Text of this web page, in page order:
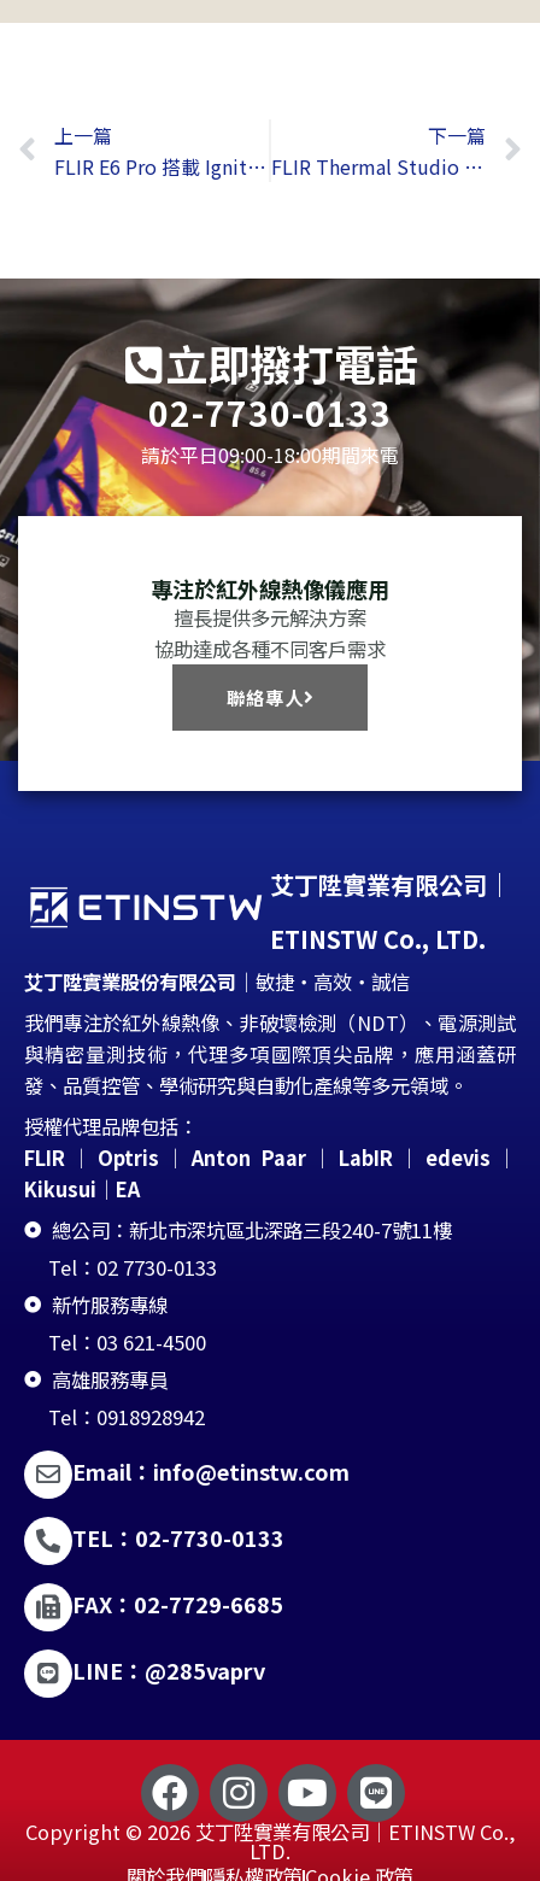
上一頁
上一篇
FLIR E6 Pro 搭載 Ignite™ 雲端儲存編輯平台手持式槍型熱像儀
下一篇
FLIR Thermal Studio – 熱影像分析軟體
立即撥打電話
02-7730-0133
請於平日09:00-18:00期間來電
專注於紅外線熱像儀應用
擅長提供多元解決方案
協助達成各種不同客戶需求
聯絡專人
艾丁陞實業有限公司｜
ETINSTW Co., LTD.
艾丁陞實業股份有限公司 ｜敏捷・高效・誠信
我們專注於紅外線熱像、非破壞檢測（NDT）、電源測試
與精密量測技術，代理多項國際頂尖品牌，應用涵蓋研
發、品質控管、學術研究與自動化產線等多元領域。
授權代理品牌包括：
FLIR ｜ Optris ｜Anton Paar ｜ LabIR｜edevis ｜
Kikusui ｜ EA
總公司：新北市深坑區北深路三段240-7號11樓
Tel：02 7730-0133
新竹服務專線
Tel：03 621-4500
高雄服務專員
Tel：0918928942
Email：info@etinstw.com
TEL：02-7730-0133
FAX：02-7729-6685
LINE：@285vaprv
F
a
c
I
n
s
Y
o
u
L
i
n
Copyright © 2026 艾丁陞實業有限公司｜ETINSTW Co.,
LTD.